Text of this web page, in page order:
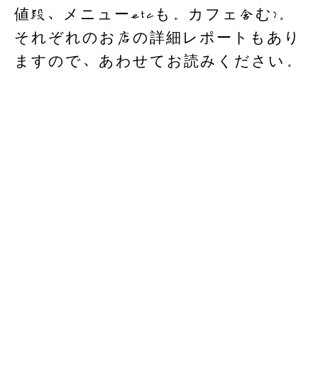
k
値段、メニューetcも。カフェ含む)。
それぞれのお店の詳細レポートもあり
ますので、あわせてお読みください。